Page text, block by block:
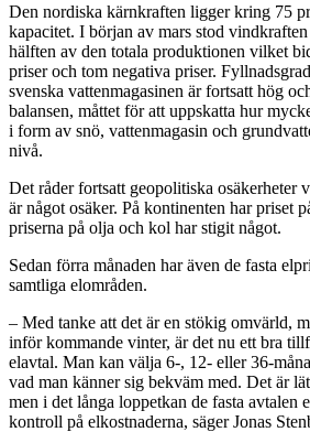
Den nordiska kärnkraften ligger kring 75
kapacitet. I början av mars stod
hälften av den totala produktionen vilket
priser och tom negativa priser.
svenska vattenmagasinen är fortsatt hög
balansen, måttet för att uppskatta hur
i form av snö, vattenmagasin och
nivå.
Det råder fortsatt geopolitiska osäkerheter
är något osäker. På kontinenten har priset
priserna på olja och kol har stigit något.
Sedan förra månaden har även de fasta
samtliga elområden.
– Med tanke att det är en stökig omvärld,
inför kommande vinter, är det nu ett bra
elavtal. Man kan välja 6-, 12- eller 36-
vad man känner sig bekväm med. Det är
men i det långa loppetkan de fasta avtalen
kontroll på elkostnaderna, säger Jonas